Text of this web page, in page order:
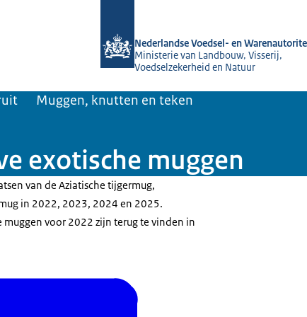
Nederlandse Voedsel- en
Ministerie van Landbouw, Visserij,
Voedselzekerheid en Natuur
Muggen, knutten en teken
exotische muggen
van de Aziatische tijgermug,
in 2022, 2023, 2024 en 2025.
voor 2022 zijn terug te vinden in